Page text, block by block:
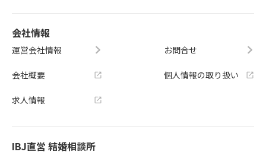
会社情報
運営会社情報
会社概要
求人情報
お問合せ
個人情報の取り扱い
IBJ直営 結婚相談所